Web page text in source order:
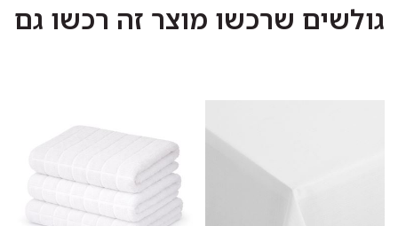
גולשים שרכשו מוצר זה רכשו גם